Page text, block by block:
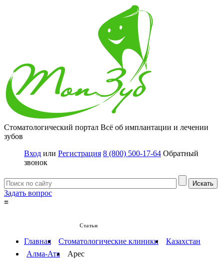
Стоматологический портал Всё об имплантации и лечении
зубов
Вход или Регистрация 8 (800) 500-17-64 Обратный
звонок
Задать вопрос
≡
Статьи
Главная Стоматологические клиники
Казахстан
Алма-Ата
Арес